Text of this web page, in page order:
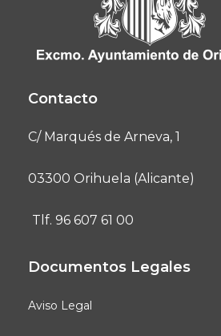
Contacto
C/ Marqués de Arneva, 1
03300 Orihuela (Alicante)
Tlf. 96 607 61 00
Documentos Legales
Aviso Legal